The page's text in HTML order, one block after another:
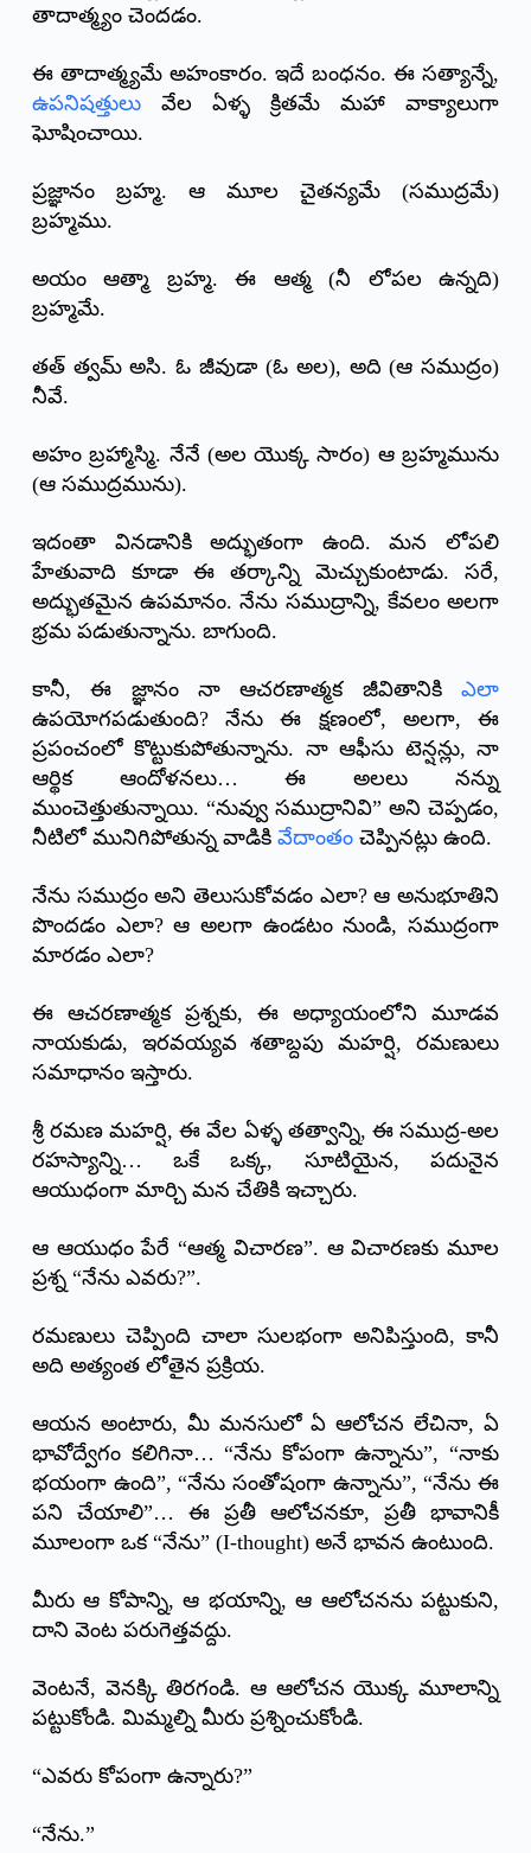
తాదాత్మ్యం చెందడం.
ఈ తాదాత్మ్యమే అహంకారం. ఇదే బంధనం. ఈ సత్యాన్నే,
ఉపనిషత్తులువేల ఏళ్ళ క్రితమే మహా వాక్యాలుగా
ఘోషించాయి.
ప్రజ్ఞానం బ్రహ్మ. ఆ మూల చైతన్యమే (సముద్రమే)
బ్రహ్మము.
అయం ఆత్మా బ్రహ్మ. ఈ ఆత్మ (నీ లోపల ఉన్నది)
బ్రహ్మమే.
తత్ త్వమ్ అసి. ఓ జీవుడా (ఓ అల), అది (ఆ సముద్రం)
నీవే.
అహం బ్రహ్మాస్మి. నేనే (అల యొక్క సారం) ఆ బ్రహ్మమును
(ఆ సముద్రమును).
ఇదంతా వినడానికి అద్భుతంగా ఉంది. మన లోపలి
హేతువాది కూడా ఈ తర్కాన్ని మెచ్చుకుంటాడు. సరే,
అద్భుతమైన ఉపమానం. నేను సముద్రాన్ని, కేవలం అలగా
భ్రమ పడుతున్నాను. బాగుంది.
కానీ, ఈ జ్ఞానం నా ఆచరణాత్మక జీవితానికిఎలా
ఉపయోగపడుతుంది? నేను ఈ క్షణంలో, అలగా, ఈ
ప్రపంచంలో కొట్టుకుపోతున్నాను. నా ఆఫీసు టెన్షన్లు, నా
ఆర్థిక ఆందోళనలు… ఈ అలలు నన్ను
ముంచెత్తుతున్నాయి. “నువ్వు సముద్రానివి” అని చెప్పడం,
నీటిలో మునిగిపోతున్న వాడికి వేదాంతంచెప్పినట్లు ఉంది.
నేను సముద్రం అని తెలుసుకోవడం ఎలా? ఆ అనుభూతిని
పొందడం ఎలా? ఆ అలగా ఉండటం నుండి, సముద్రంగా
మారడం ఎలా?
ఈ ఆచరణాత్మక ప్రశ్నకు, ఈ అధ్యాయంలోని మూడవ
నాయకుడు, ఇరవయ్యవ శతాబ్దపు మహర్షి, రమణులు
సమాధానం ఇస్తారు.
శ్రీ రమణ మహర్షి, ఈ వేల ఏళ్ళ తత్వాన్ని, ఈ సముద్ర-అల
రహస్యాన్ని… ఒకే ఒక్క, సూటియైన, పదునైన
ఆయుధంగా మార్చి మన చేతికి ఇచ్చారు.
ఆ ఆయుధం పేరే “ఆత్మ విచారణ”. ఆ విచారణకు మూల
ప్రశ్న “నేను ఎవరు?”.
రమణులు చెప్పింది చాలా సులభంగా అనిపిస్తుంది, కానీ
అది అత్యంత లోతైన ప్రక్రియ.
ఆయన అంటారు, మీ మనసులో ఏ ఆలోచన లేచినా, ఏ
భావోద్వేగం కలిగినా… “నేను కోపంగా ఉన్నాను”, “నాకు
భయంగా ఉంది”, “నేను సంతోషంగా ఉన్నాను”, “నేను ఈ
పని చేయాలి”… ఈ ప్రతీ ఆలోచనకూ, ప్రతీ భావానికీ
మూలంగా ఒక “నేను” (I-thought) అనే భావన ఉంటుంది.
మీరు ఆ కోపాన్ని, ఆ భయాన్ని, ఆ ఆలోచనను పట్టుకుని,
దాని వెంట పరుగెత్తవద్దు.
వెంటనే, వెనక్కి తిరగండి. ఆ ఆలోచన యొక్క మూలాన్ని
పట్టుకోండి. మిమ్మల్ని మీరు ప్రశ్నించుకోండి.
“ఎవరు కోపంగా ఉన్నారు?”
“నేను.”